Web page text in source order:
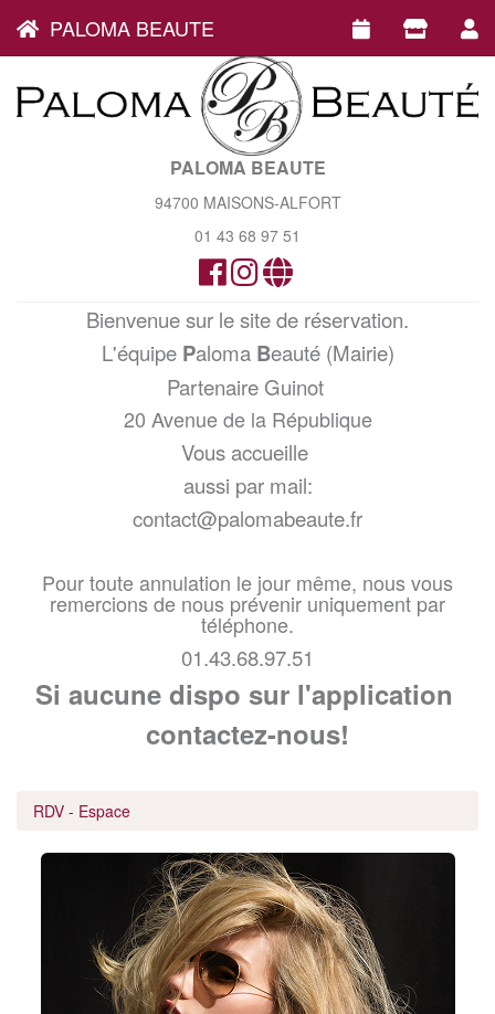
PALOMA BEAUTE
94700 MAISONS-ALFORT
01 43 68 97 51
Bienvenue sur le site de réservation.
L'équipe Paloma Beauté (Mairie)
Partenaire Guinot
20 Avenue de la République
Vous accueille
aussi par mail:
contact@palomabeaute.fr
Pour toute annulation le jour même, nous vous
remercions de nous prévenir uniquement par
téléphone.
01.43.68.97.51
Si aucune dispo sur l'application
contactez-nous!
PALOMA BEAUTE
RDV - Espace